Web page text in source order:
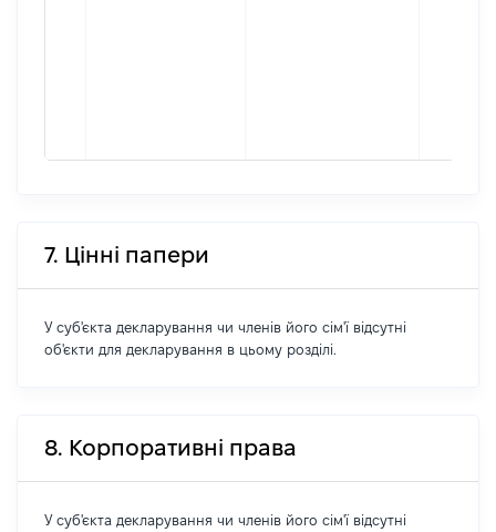
7. Цінні папери
У суб'єкта декларування чи членів його сім'ї відсутні
об'єкти для декларування в цьому розділі.
8. Корпоративні права
У суб'єкта декларування чи членів його сім'ї відсутні